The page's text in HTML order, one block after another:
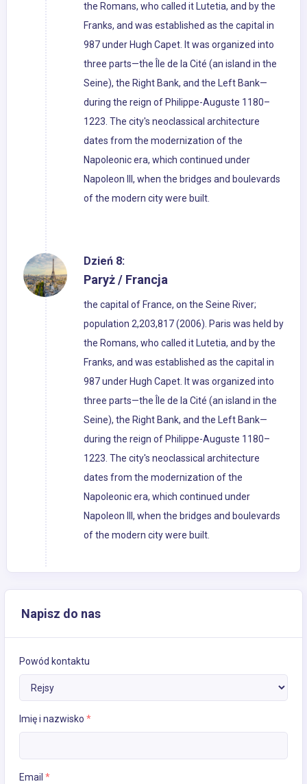
the Romans, who called it Lutetia, and by the
Franks, and was established as the capital in
987 under Hugh Capet. It was organized into
three parts—the Île de la Cité (an island in the
Seine), the Right Bank, and the Left Bank—
during the reign of Philippe-Auguste 1180–
1223. The city's neoclassical architecture
dates from the modernization of the
Napoleonic era, which continued under
Napoleon III, when the bridges and boulevards
of the modern city were built.
Dzień 8:
Paryż / Francja
the capital of France, on the Seine River;
population 2,203,817 (2006). Paris was held by
the Romans, who called it Lutetia, and by the
Franks, and was established as the capital in
987 under Hugh Capet. It was organized into
three parts—the Île de la Cité (an island in the
Seine), the Right Bank, and the Left Bank—
during the reign of Philippe-Auguste 1180–
1223. The city's neoclassical architecture
dates from the modernization of the
Napoleonic era, which continued under
Napoleon III, when the bridges and boulevards
of the modern city were built.
Napisz do nas
Powód kontaktu
Imię i nazwisko *
Email *